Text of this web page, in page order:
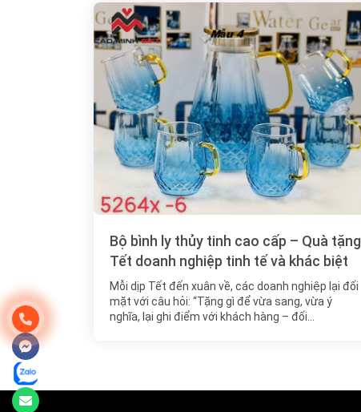
Bộ bình ly thủy tinh cao cấp – Quà tặng
Tết doanh nghiệp tinh tế và khác biệt
Mỗi dịp Tết đến xuân về, các doanh nghiệp lại đối
mặt với câu hỏi: “Tặng gì để vừa sang, vừa ý
nghĩa, lại ghi điểm với khách hàng – đối…